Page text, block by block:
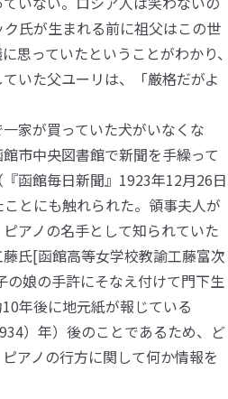
氏が生まれる前に祖父はこの世
思っていたということがわかり、
いた父ユーリは、「厳格だがよ
家が買っていた犬がいなくな
市中央図書館で新聞を手繰って
函館毎日新聞』1923年12月26日
とにも触れられた。領事夫人が
アノの名手として知られていた
氏[函館高等女学校教諭工藤富次
娘の手許にそなえ付けて門下生
年後に地元紙が報じている
）年）後のことであるため、ど
アノの行方に関して何か情報を